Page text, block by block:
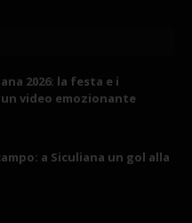
2026: la festa e i
video emozionante
a Siculiana un gol alla